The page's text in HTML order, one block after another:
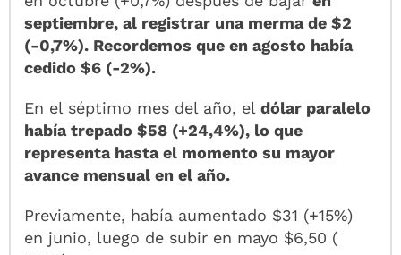
septiembre, al registrar una merma de $2
(-0,7%). Recordemos que en agosto había
cedido $6 (-2%).
En el séptimo mes del año, eldólar paralelo
había trepado $58 (+24,4%), lo que
representa hasta el momento su mayor
avance mensual en el año.
Previamente, había aumentado $31 (+15%)
en junio, luego de subir en mayo $6,50 (